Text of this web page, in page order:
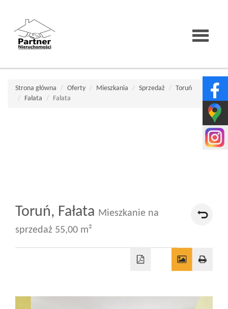
Strona
główna
Wirtualne
Wizyty
Strona główna Oferty Mieszkania Sprzedaż
Toruń
Fałata
Fałata
Toruń, Fałata Mieszkanie na
sprzedaż 55,00 m²